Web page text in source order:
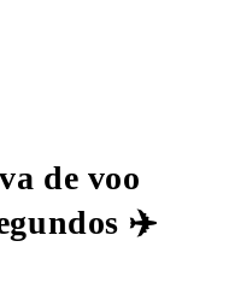
de voo
✈️